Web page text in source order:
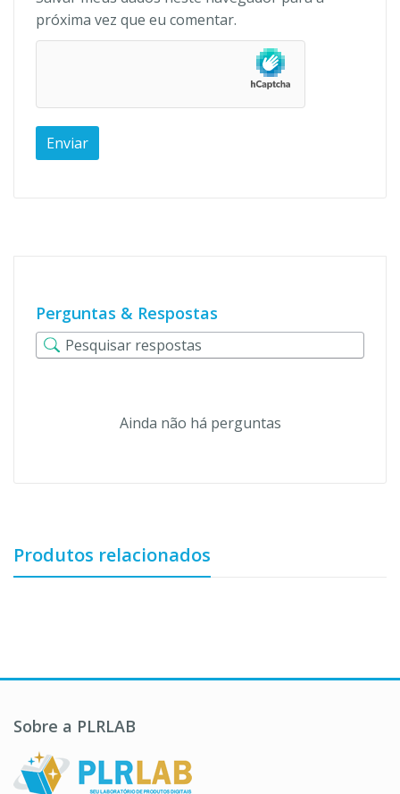
próxima vez que eu comentar.
Perguntas & Respostas
Ainda não há perguntas
Produtos relacionados
Sobre a PLRLAB